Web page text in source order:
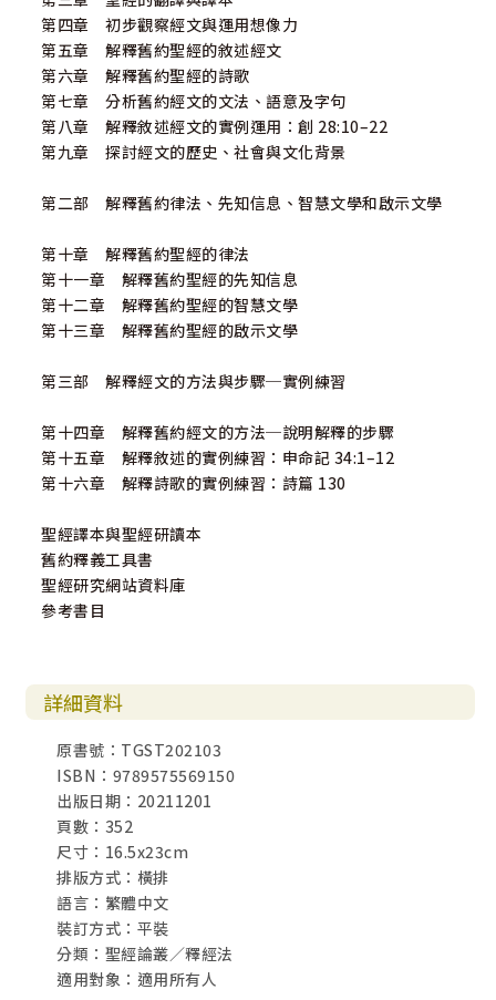
第四章 初步觀察經文與運用想像力
第五章 解釋舊約聖經的敘述經文
第六章 解釋舊約聖經的詩歌
第七章 分析舊約經文的文法、語意及字句
第八章 解釋敘述經文的實例運用：創 28:10–22
第九章 探討經文的歷史、社會與文化背景
第二部 解釋舊約律法、先知信息、智慧文學和啟示文學
第十章 解釋舊約聖經的律法
第十一章 解釋舊約聖經的先知信息
第十二章 解釋舊約聖經的智慧文學
第十三章 解釋舊約聖經的啟示文學
第三部 解釋經文的方法與步驟─實例練習
第十四章 解釋舊約經文的方法─說明解釋的步驟
第十五章 解釋敘述的實例練習：申命記 34:1–12
第十六章 解釋詩歌的實例練習：詩篇 130
聖經譯本與聖經研讀本
舊約釋義工具書
聖經研究網站資料庫
參考書目
詳細資料
原書號：TGST202103
ISBN：9789575569150
出版日期：20211201
頁數：352
尺寸：16.5x23cm
排版方式：橫排
語言：繁體中文
裝訂方式：平裝
分類：聖經論叢／釋經法
適用對象：適用所有人